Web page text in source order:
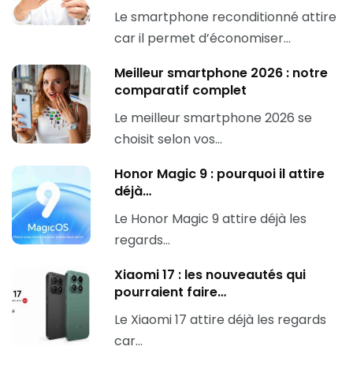
Le smartphone reconditionné attire
car il permet d’économiser…
Meilleur smartphone 2026 : notre
comparatif complet
Le meilleur smartphone 2026 se
choisit selon vos…
Honor Magic 9 : pourquoi il attire
déjà…
Le Honor Magic 9 attire déjà les
regards…
Xiaomi 17 : les nouveautés qui
pourraient faire…
Le Xiaomi 17 attire déjà les regards
car…